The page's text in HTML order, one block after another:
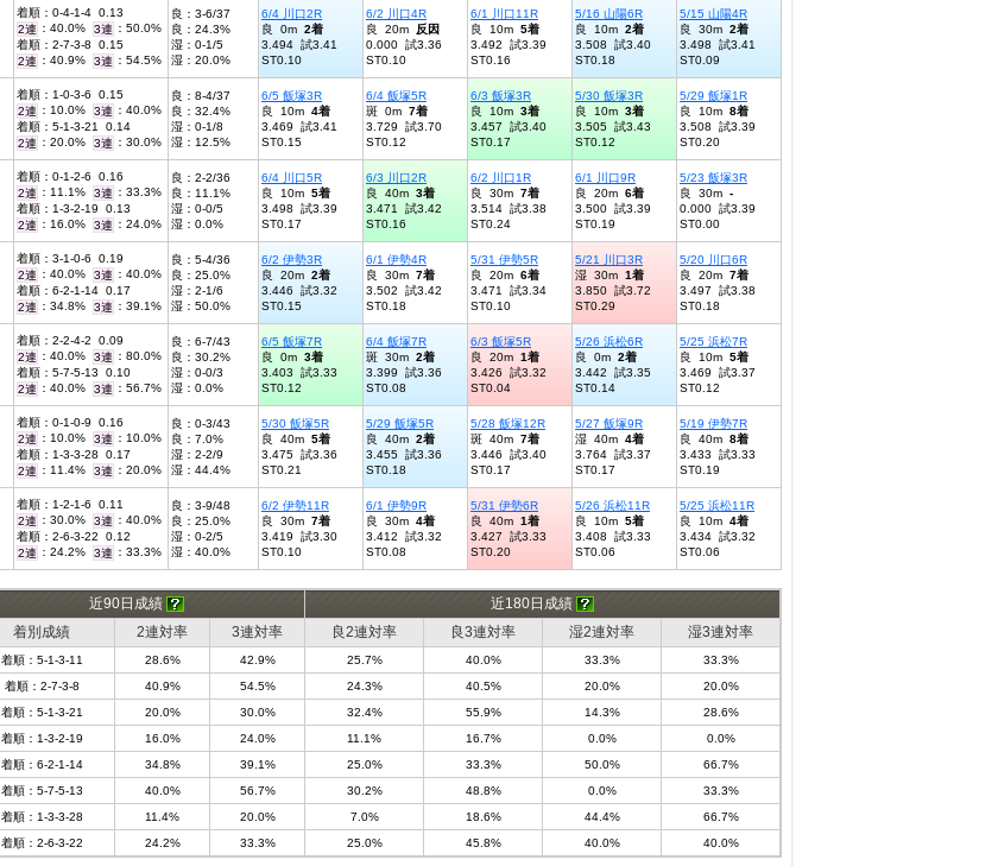
着順：0-4-1-4 0.13
2連 ：40.0% 3連 ：50.0%
着順：2-7-3-8 0.15
2連 ：40.9% 3連 ：54.5%
良：3-6/37
良：24.3%
湿：0-1/5
湿：20.0%
6/4 川口2R
良 0m 2着
3.494 試3.41
ST0.10
6/2 川口4R
良 20m 反因
0.000 試3.36
ST0.10
6/1 川口11R
良 10m 5着
3.492 試3.39
ST0.16
5/16 山陽6R
良 10m 2着
3.508 試3.40
ST0.18
5/15 山陽4R
良 30m 2着
3.498 試3.41
ST0.09
着順：1-0-3-6 0.15
2連 ：10.0% 3連 ：40.0%
着順：5-1-3-21 0.14
2連 ：20.0% 3連 ：30.0%
良：8-4/37
良：32.4%
湿：0-1/8
湿：12.5%
6/5 飯塚3R
良 10m 4着
3.469 試3.41
ST0.15
6/4 飯塚5R
斑 0m 7着
3.729 試3.70
ST0.12
6/3 飯塚3R
良 10m 3着
3.457 試3.40
ST0.17
5/30 飯塚3R
良 10m 3着
3.505 試3.43
ST0.12
5/29 飯塚1R
良 10m 8着
3.508 試3.39
ST0.20
着順：0-1-2-6 0.16
2連 ：11.1% 3連 ：33.3%
着順：1-3-2-19 0.13
2連 ：16.0% 3連 ：24.0%
良：2-2/36
良：11.1%
湿：0-0/5
湿：0.0%
6/4 川口5R
良 10m 5着
3.498 試3.39
ST0.17
6/3 川口2R
良 40m 3着
3.471 試3.42
ST0.16
6/2 川口1R
良 30m 7着
3.514 試3.38
ST0.24
6/1 川口9R
良 20m 6着
3.500 試3.39
ST0.19
5/23 飯塚3R
良 30m -
0.000 試3.39
ST0.00
着順：3-1-0-6 0.19
2連 ：40.0% 3連 ：40.0%
着順：6-2-1-14 0.17
2連 ：34.8% 3連 ：39.1%
良：5-4/36
良：25.0%
湿：2-1/6
湿：50.0%
6/2 伊勢3R
良 20m 2着
3.446 試3.32
ST0.15
6/1 伊勢4R
良 30m 7着
3.502 試3.42
ST0.18
5/31 伊勢5R
良 20m 6着
3.471 試3.34
ST0.10
5/21 川口3R
湿 30m 1着
3.850 試3.72
ST0.29
5/20 川口6R
良 20m 7着
3.497 試3.38
ST0.18
着順：2-2-4-2 0.09
2連 ：40.0% 3連 ：80.0%
着順：5-7-5-13 0.10
2連 ：40.0% 3連 ：56.7%
良：6-7/43
良：30.2%
湿：0-0/3
湿：0.0%
6/5 飯塚7R
良 0m 3着
3.403 試3.33
ST0.12
6/4 飯塚7R
斑 30m 2着
3.399 試3.36
ST0.08
6/3 飯塚5R
良 20m 1着
3.426 試3.32
ST0.04
5/26 浜松6R
良 0m 2着
3.442 試3.35
ST0.14
5/25 浜松7R
良 10m 5着
3.469 試3.37
ST0.12
着順：0-1-0-9 0.16
2連 ：10.0% 3連 ：10.0%
着順：1-3-3-28 0.17
2連 ：11.4% 3連 ：20.0%
良：0-3/43
良：7.0%
湿：2-2/9
湿：44.4%
5/30 飯塚5R
良 40m 5着
3.475 試3.36
ST0.21
5/29 飯塚5R
良 40m 2着
3.455 試3.36
ST0.18
5/28 飯塚12R
斑 40m 7着
3.446 試3.40
ST0.17
5/27 飯塚9R
湿 40m 4着
3.764 試3.37
ST0.17
5/19 伊勢7R
良 40m 8着
3.433 試3.33
ST0.19
着順：1-2-1-6 0.11
2連 ：30.0% 3連 ：40.0%
着順：2-6-3-22 0.12
2連 ：24.2% 3連 ：33.3%
良：3-9/48
良：25.0%
湿：0-2/5
湿：40.0%
6/2 伊勢11R
良 30m 7着
3.419 試3.30
ST0.10
6/1 伊勢9R
良 30m 4着
3.412 試3.32
ST0.08
5/31 伊勢6R
良 40m 1着
3.427 試3.33
ST0.20
5/26 浜松11R
良 10m 5着
3.408 試3.33
ST0.06
5/25 浜松11R
良 10m 4着
3.434 試3.32
ST0.06
近90日成績
近180日成績
着別成績
2連対率 3連対率 良2連対率 良3連対率 湿2連対率 湿3連対率
着順：5-1-3-11 28.6% 42.9% 25.7% 40.0% 33.3%
33.3%
着順：2-7-3-8 40.9% 54.5% 24.3% 40.5% 20.0%
20.0%
着順：5-1-3-21 20.0% 30.0% 32.4% 55.9% 14.3%
28.6%
着順：1-3-2-19 16.0% 24.0% 11.1% 16.7% 0.0%
0.0%
着順：6-2-1-14 34.8% 39.1% 25.0% 33.3% 50.0%
66.7%
着順：5-7-5-13 40.0% 56.7% 30.2% 48.8% 0.0%
33.3%
着順：1-3-3-28 11.4% 20.0% 7.0% 18.6% 44.4%
66.7%
着順：2-6-3-22 24.2% 33.3% 25.0% 45.8% 40.0% 40.0%